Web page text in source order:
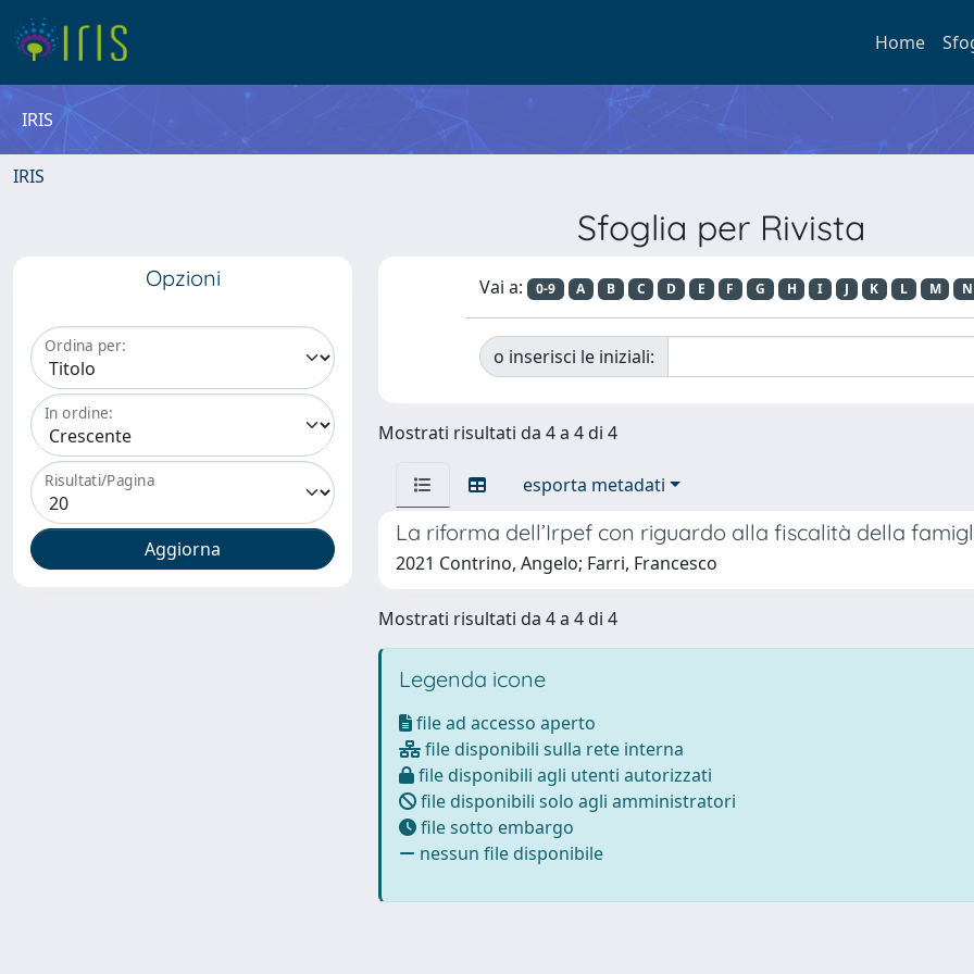
Home
IRIS
IRIS
Sfoglia per Rivista
Opzioni
Ordina per:
In ordine:
Risultati/Pagina
Vai a: 0-9 A B C D E F G H I J K L M N
o inserisci le iniziali:
Mostrati risultati da 4 a 4 di 4
esporta metadati
La riforma dell’Irpef con riguardo alla fiscalità della
2021 Contrino, Angelo; Farri, Francesco
Mostrati risultati da 4 a 4 di 4
Legenda icone
file ad accesso aperto
file disponibili sulla rete interna
file disponibili agli utenti autorizzati
file disponibili solo agli amministratori
file sotto embargo
nessun file disponibile